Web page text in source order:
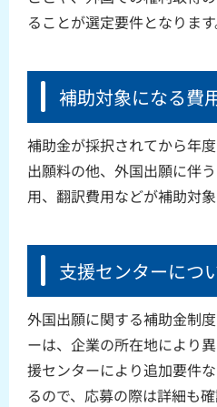
ることが選定要件となります
補助対象になる費
補助金が採択されてから年
出願料の他、外国出願に伴
用、翻訳費用などが補助対象
支援センターにつ
外国出願に関する補助金制
ーは、企業の所在地により
援センターにより追加要件
るので、応募の際は詳細も